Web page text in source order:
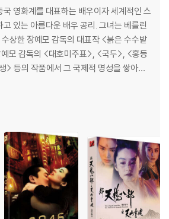
영화계를 대표하는 배우이자 세계적인 스
있는 아름다운 배우 공리. 그녀는 베를린
상한 장예모 감독의 대표작 <붉은 수수밭
모 감독의 <대호미주표>, <국두>, <홍등
> 등의 작품에서 그 국제적 명성을 쌓아왔
언스가 상대역으로 출연한 웨인 왕 감독의
커 감독의 <패왕별희>, <풍월>, <시황제
있는